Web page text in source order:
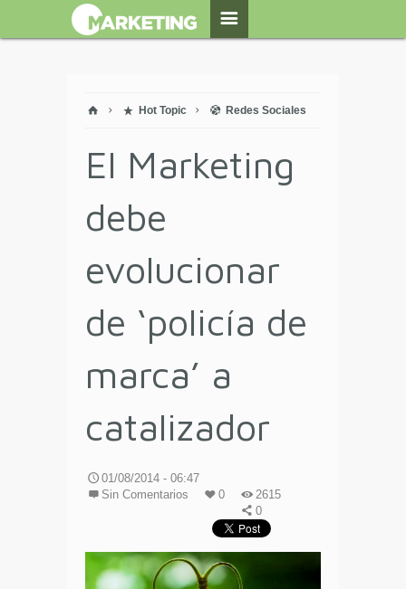
Hot Topic Redes Sociales
El Marketing
debe
evolucionar
de ‘policía de
marca’ a
catalizador
01/08/2014 - 06:47
Sin Comentarios
0
2615
0